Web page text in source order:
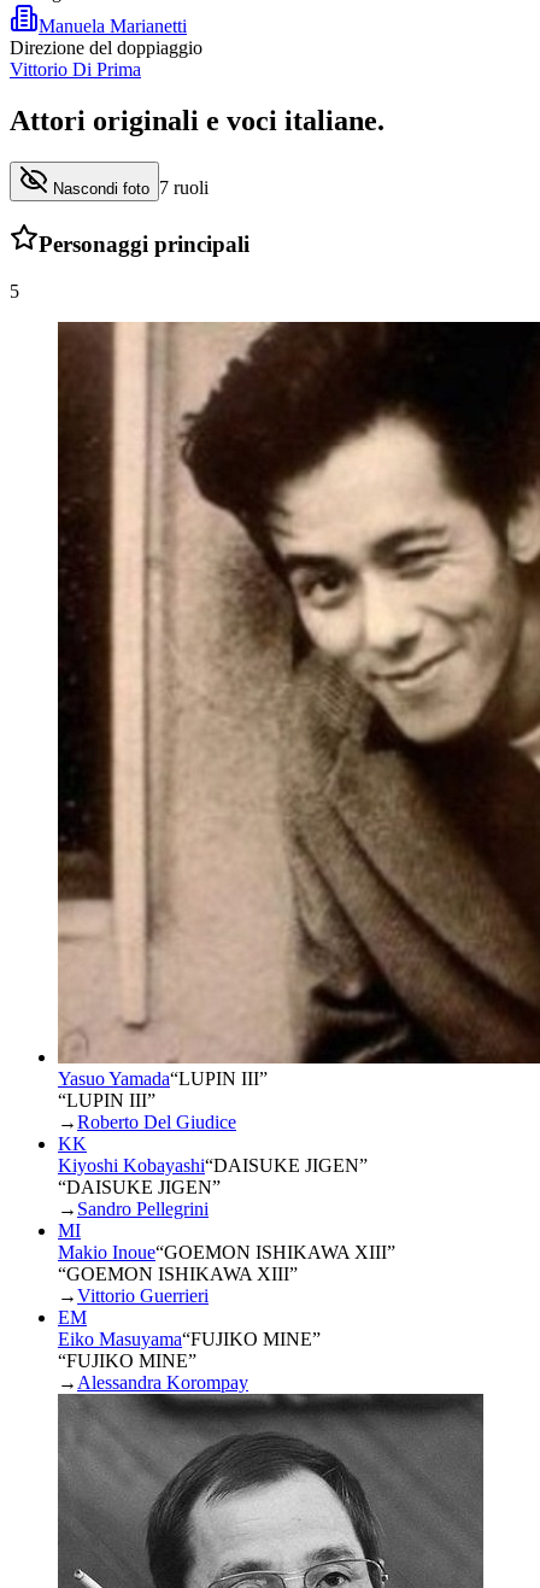
Manuela Marianetti
Direzione del doppiaggio
Vittorio Di Prima
Attori originali e voci italiane.
Nascondi foto 7 ruoli
Personaggi principali
5
Yasuo Yamada“LUPIN III”
“LUPIN III”
→Roberto Del Giudice
KK
Kiyoshi Kobayashi“DAISUKE JIGEN”
“DAISUKE JIGEN”
→ Sandro Pellegrini
MI
Makio Inoue“GOEMON ISHIKAWA XIII”
“GOEMON ISHIKAWA XIII”
→Vittorio Guerrieri
EM
Eiko Masuyama“FUJIKO MINE”
“FUJIKO MINE”
→ Alessandra Korompay